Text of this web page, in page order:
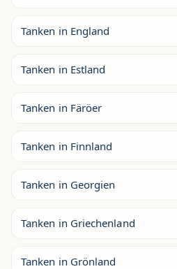
Tanken in England
Tanken in Estland
Tanken in Färöer
Tanken in Finnland
Tanken in Georgien
Tanken in Griechenland
Tanken in Grönland